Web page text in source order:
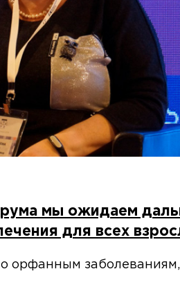
мы ожидаем
для всех
орфанным заболеваниям,